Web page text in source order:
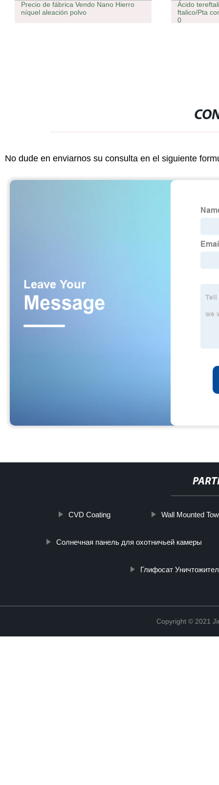
Precio de fábrica Vendo Nano Hierro
níquel aleación polvo
Ácido
ftalico/Pta
0
No dude en enviarnos su consulta en el siguiente
CVD Coating Wall Mounted
Солнечная панель для охотничьей камеры
Глифосат
Copyright © 2021